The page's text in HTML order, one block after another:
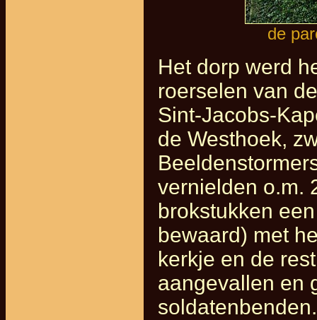
de
Het dorp werd
roerselen van
Sint-Jacobs-
de Westhoek,
vernielden o.m.
brokstukken
bewaard) met
kerkje en de
aangevallen en
soldatenbenden.